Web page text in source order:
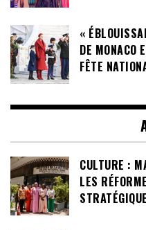
«
DE MONACO
FÊTE
CULTURE :
LES